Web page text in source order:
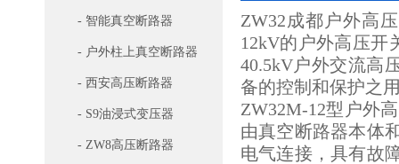
- 智能真空断路器
- 户外柱上真空断路器
- 西安高压断路器
- S9油浸式变压器
- ZW8高压断路器
ZW32成都户外高
12kV的户外高压开
40.5kV户外交流高
备的控制和保护之
ZW32M-12型户外
由真空断路器本体
电气连接，具有故